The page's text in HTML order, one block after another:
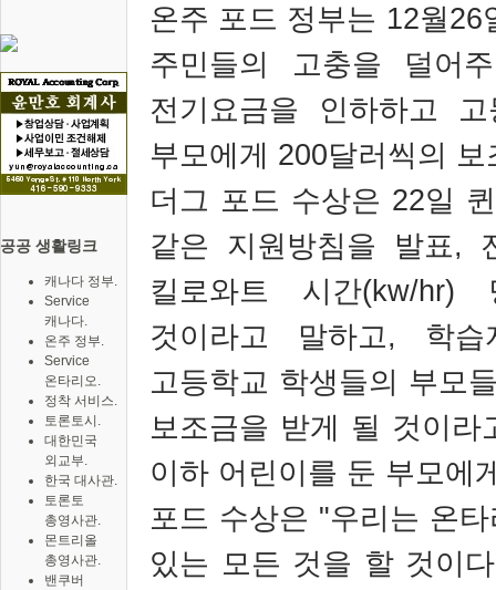
공공 생활링크
캐나다 정부.
Service
캐나다.
온주 정부.
Service
온타리오.
정착 서비스.
토론토시.
대한민국
외교부.
한국 대사관.
토론토
총영사관.
몬트리올
총영사관.
밴쿠버
온주 포드 정부는 12월26
주민들의 고충을 덜어
전기요금을 인하하고 고
부모에게 200달러씩의
더그 포드 수상은 22일
같은 지원방침을 발표,
킬로와트 시간(kw/hr)
것이라고 말하고, 학
고등학교 학생들의 부모
보조금을 받게 될 것이라
이하 어린이를 둔 부모에
포드 수상은 "우리는 온
있는 모든 것을 할 것이다